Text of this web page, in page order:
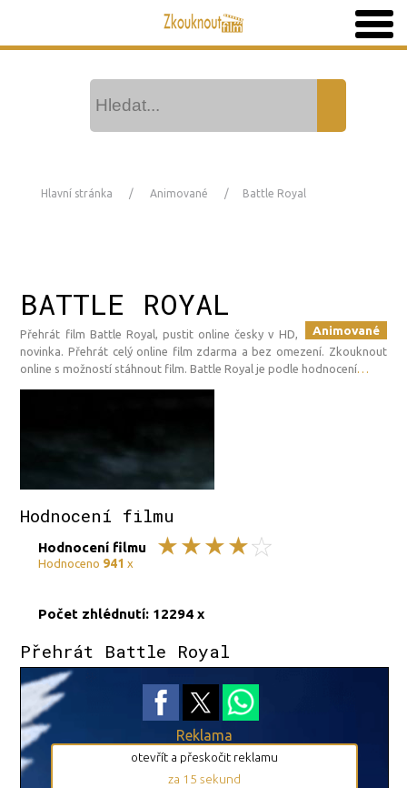
Hlavní stránka Animované Battle Royal
BATTLE ROYAL
Animované
Přehrát film Battle Royal, pustit online česky v HD,
novinka. Přehrát celý online film zdarma a bez omezení. Zkouknout
online s možností stáhnout film. Battle Royal je podle hodnocení
Hodnocení filmu
Hodnocení filmu
Hodnoceno 941x
Počet zhlédnutí: 12294 x
Přehrát Battle Royal
Reklama
otevřít a přeskočit reklamu
za 15 sekund